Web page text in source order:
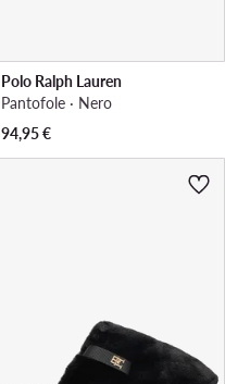
Polo Ralph Lauren
Pantofole · Nero
94,95€